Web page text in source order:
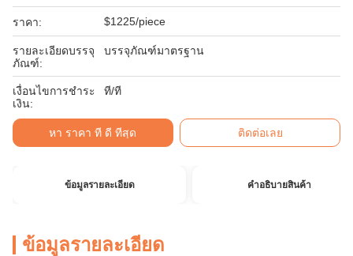
ราคา: $1225/piece
รายละเอียดบรรจุ
ภัณฑ์:
บรรจุภัณฑ์มาตรฐาน
เงื่อนไขการชำระ
เงิน:
ที/ที
หา ราคา ที่ ดี ที่สุด ติดต่อเลย
ข้อมูลรายละเอียด คําอธิบายสินค้า
ข้อมูลรายละเอียด